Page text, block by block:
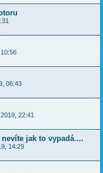
06:43
22:41
jak to vypadá....
14:29